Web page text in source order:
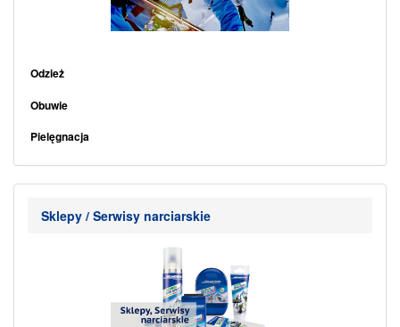
Odzież
Obuwie
Pielęgnacja
Sklepy / Serwisy narciarskie